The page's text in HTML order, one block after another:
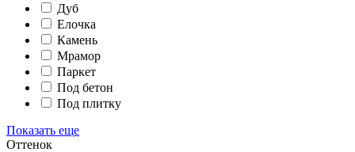
Дуб
Елочка
Камень
Мрамор
Паркет
Под бетон
Под плитку
Показать еще
Оттенок